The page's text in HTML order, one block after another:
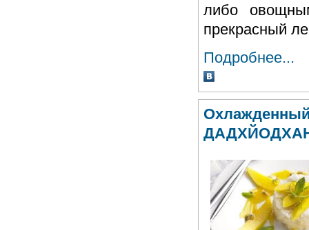
либо
прекрасный
Подробнее...
Охлажденный